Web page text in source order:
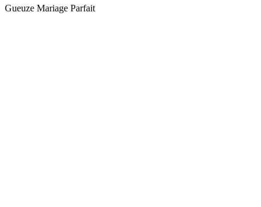
Gueuze Mariage Parfait